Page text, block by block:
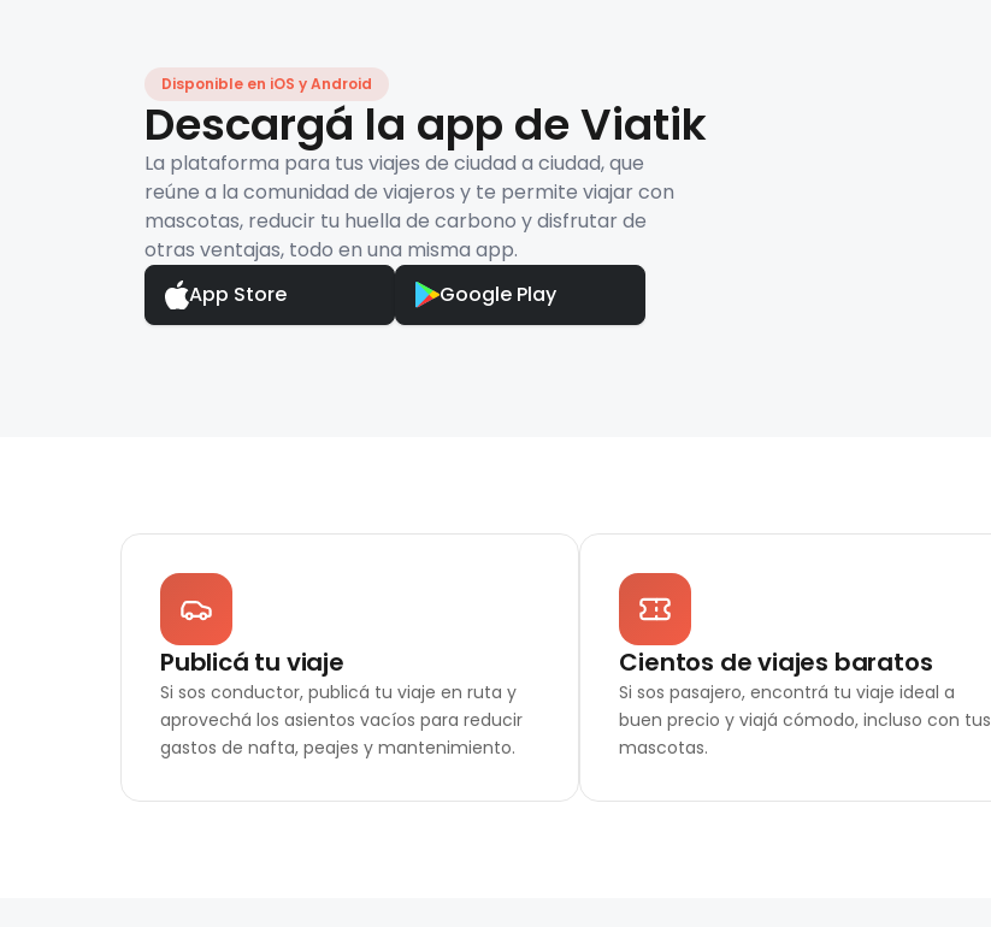
Disponible en iOS y Android
Descargá la app de Viatik
La plataforma para tus viajes de ciudad a ciudad, que
reúne a la comunidad de viajeros y te permite viajar con
mascotas, reducir tu huella de carbono y disfrutar de
otras ventajas, todo en una misma app.
App Store
Google Play
Publicá tu viaje
Si sos conductor, publicá tu viaje en ruta y
aprovechá los asientos vacíos para reducir
gastos de nafta, peajes y mantenimiento.
Cientos de viajes baratos
Si sos pasajero, encontrá tu viaje ideal a
buen precio y viajá cómodo, incluso con tus
mascotas.